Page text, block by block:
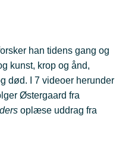
han tidens gang og
kunst, krop og ånd,
død. I 7 videoer herunder
Østergaard fra
oplæse uddrag fra